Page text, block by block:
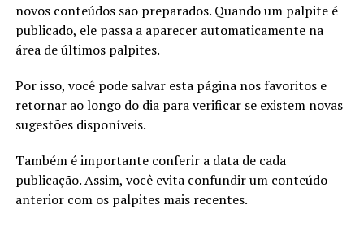
novos conteúdos são preparados. Quando um palpite é
publicado, ele passa a aparecer automaticamente na
área de últimos palpites.
Por isso, você pode salvar esta página nos favoritos e
retornar ao longo do dia para verificar se existem novas
sugestões disponíveis.
Também é importante conferir a data de cada
publicação. Assim, você evita confundir um conteúdo
anterior com os palpites mais recentes.